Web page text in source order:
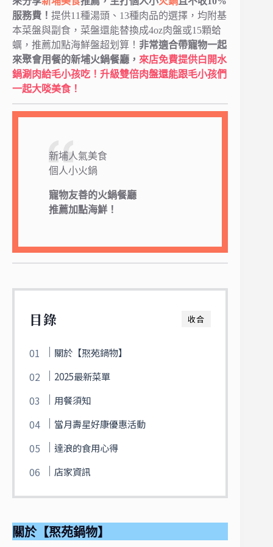
服務費！ 提供11種湯頭、13種肉品的選擇，均附基
本菜盤與副食，菜盤還能替換成4oz肉盤或15顆蛤
蠣，推薦加點海鮮盤超划算！ 非常適合帶寵物一起
來聚會用餐的新埔火鍋餐廳， 來店免費提供白開水
鍋涮肉給毛小孩吃！升級雙倍肉盤還能跟毛小孩們
一起大啖美食！
新埔人氣美食
個人小火鍋
寵物友善的火鍋餐廳
推薦加點海鮮！
收合
目錄
關於【焣苑鍋物】
2025最新菜單
用餐須知
當月壽星好康優惠活動
達浪的食用心得
店家資訊
關於【焣苑鍋物】